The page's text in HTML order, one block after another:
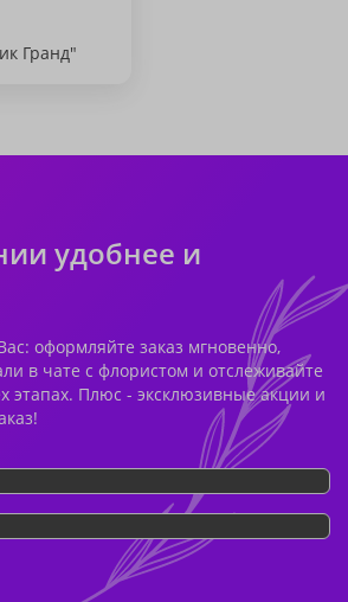
Гранд"
удобнее и
оформляйте заказ мгновенно,
в чате с флористом и отслеживайте
этапах. Плюс - эксклюзивные акции и